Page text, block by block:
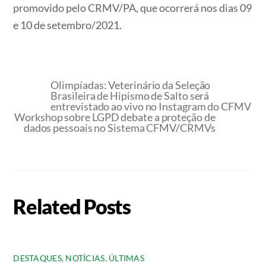
promovido pelo CRMV/PA, que ocorrerá nos dias 09
e 10 de setembro/2021.
Olimpíadas: Veterinário da Seleção
Brasileira de Hipismo de Salto será
entrevistado ao vivo no Instagram do CFMV
Workshop sobre LGPD debate a proteção de
dados pessoais no Sistema CFMV/CRMVs
Related Posts
DESTAQUES, NOTÍCIAS, ÚLTIMAS